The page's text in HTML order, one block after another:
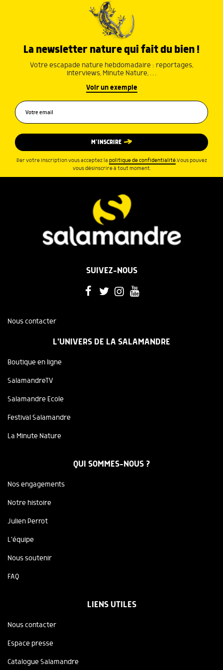
La newsletter nature qui fait du bien !
Votre escapade nature hebdomadaire : reportages,
interviews, Minute Nature, …
Voir un exemple
M’INSCRIRE
Par votre inscription vous acceptez la politique de confidentialité.Vous pouvez
vous désinscrire à tout moment.
SUIVEZ-NOUS
Nous contacter
L'UNIVERS DE LA SALAMANDRE
Boutique en ligne
SalamandreTV
Salamandre Ecole
Festival Salamandre
La Minute Nature
QUI SOMMES-NOUS ?
Nos engagements
Notre histoire
Julien Perrot
L'équipe
Nous soutenir
FAQ
LIENS UTILES
Nous contacter
Espace presse
Catalogue Salamandre